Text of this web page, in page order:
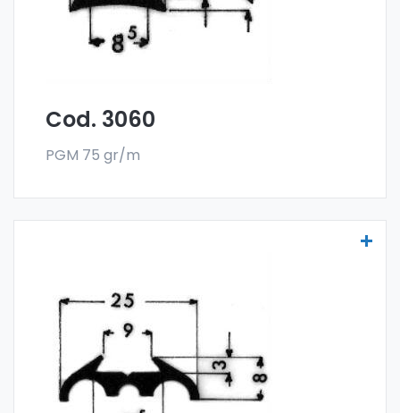
Cod. 3060
PGM 75 gr/m
Las molduras para vehículos se fabrican
con la especial aleación 6060 y se venden
en el formato en barra. El pedido mínimo es
de 300 kg.